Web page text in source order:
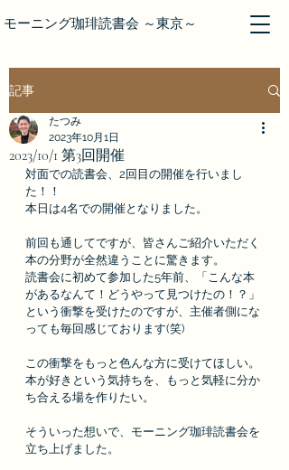
モーニング珈琲読書会 ～東京～
記事
2023/10/1 第3回開催
たつみ
2023年10月1日
対面での読書会、2回目の開催を行いまし
た！！
本日は4名での開催となりました。
前回も通してですが、皆さんご紹介いただく
本の分野が全然違うことに驚きます。
読書会に初めて参加した5年前、「こんな本
があるなんて！どうやって見つけたの！？」
という衝撃を受けたのですが、主催者側にな
っても毎回感じております(笑)
この衝撃をもっと色んな方に受けてほしい。
本が好きという気持ちを、もっと気軽に分か
ち合える場を作りたい。
そういった想いで、モーニング珈琲読書会を
立ち上げました。